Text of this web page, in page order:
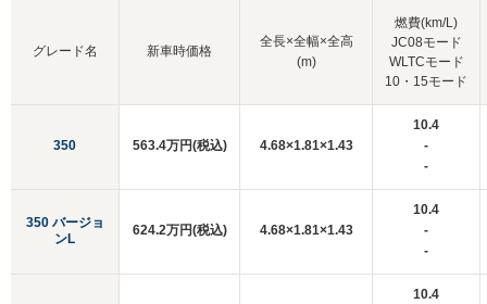
グレード名
350
350 バージョ
ンL
新車時価格
全長×全幅×全高
(m)
燃費(km/L)
JC08モード
WLTCモード
10・15モード
563.4万円(税込) 4.68×1.81×1.43
10.4
-
-
624.2万円(税込) 4.68×1.81×1.43
10.4
-
-
10.4